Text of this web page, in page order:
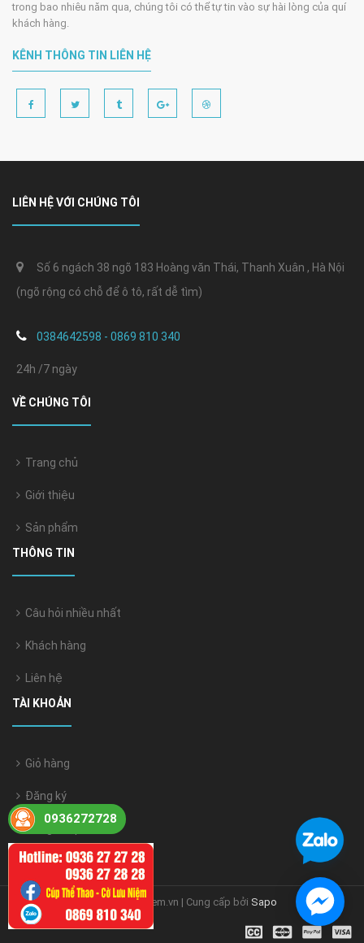
trong bao nhiêu năm qua, chúng tôi có thể tự tin vào sự hài lòng của quí
khách hàng.
KÊNH THÔNG TIN LIÊN HỆ
LIÊN HỆ VỚI CHÚNG TÔI
Số 6 ngách 38 ngõ 183 Hoàng văn Thái, Thanh Xuân , Hà Nội
(ngõ rộng có chỗ để ô tô, rất dễ tìm)
0384642598 - 0869 810 340
24h /7 ngày
VỀ CHÚNG TÔI
Trang chủ
Giới thiệu
Sản phẩm
THÔNG TIN
Câu hỏi nhiều nhất
Khách hàng
Liên hệ
TÀI KHOẢN
Giỏ hàng
Đăng ký
Đăng nhập
© Bản quyền thuộc về coluuniem.vn | Cung cấp bởi Sapo
0936272728